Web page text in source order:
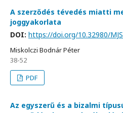
A szerződés tévedés miatti
joggyakorlata
DOI: https://doi.org/10.32980/
Miskolczi Bodnár Péter
38-52
PDF
Az egyszerű és a bizalmi